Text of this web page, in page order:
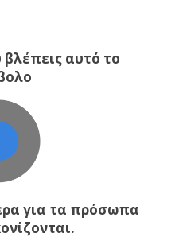
αυτό το
για τα πρόσωπα